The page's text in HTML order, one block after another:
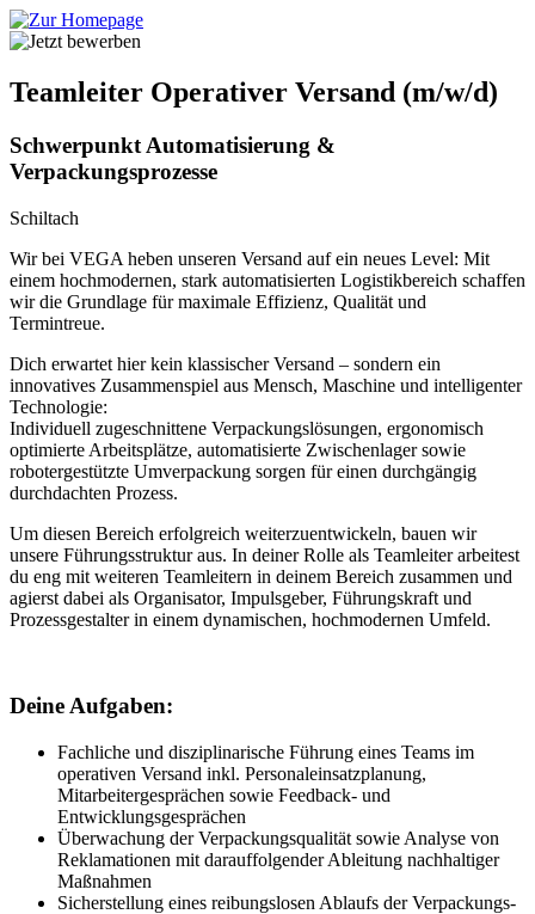
Teamleiter Operativer Versand (m/w/d)
Schwerpunkt Automatisierung &
Verpackungsprozesse
Schiltach
Wir bei VEGA heben unseren Versand auf ein neues Level: Mit
einem hochmodernen, stark automatisierten Logistikbereich schaffen
wir die Grundlage für maximale Effizienz, Qualität und
Termintreue.
Dich erwartet hier kein klassischer Versand – sondern ein
innovatives Zusammenspiel aus Mensch, Maschine und intelligenter
Technologie:
Individuell zugeschnittene Verpackungslösungen, ergonomisch
optimierte Arbeitsplätze, automatisierte Zwischenlager sowie
robotergestützte Umverpackung sorgen für einen durchgängig
durchdachten Prozess.
Um diesen Bereich erfolgreich weiterzuentwickeln, bauen wir
unsere Führungsstruktur aus. In deiner Rolle als Teamleiter arbeitest
du eng mit weiteren Teamleitern in deinem Bereich zusammen und
agierst dabei als Organisator, Impulsgeber, Führungskraft und
Prozessgestalter in einem dynamischen, hochmodernen Umfeld.
Deine Aufgaben:
Fachliche und disziplinarische Führung eines Teams im
operativen Versand inkl. Personaleinsatzplanung,
Mitarbeitergesprächen sowie Feedback- und
Entwicklungsgesprächen
Überwachung der Verpackungsqualität sowie Analyse von
Reklamationen mit darauffolgender Ableitung nachhaltiger
Maßnahmen
Sicherstellung eines reibungslosen Ablaufs der Verpackungs-